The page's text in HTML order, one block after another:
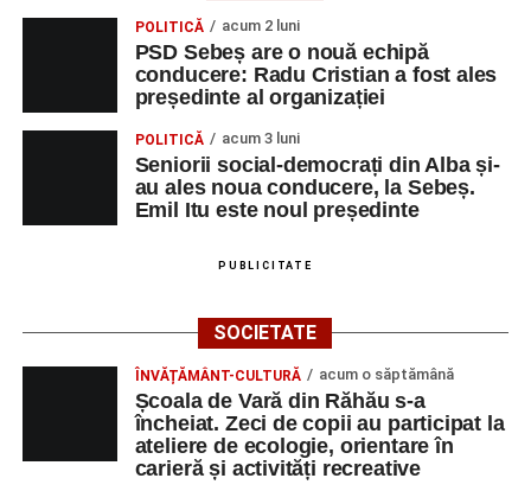
Piața Primăriei
Orele 17.00–20.00– Punct oficial de înscrieri și informații
SÂMBĂTĂ, 22 AUGUST 2026
Platoul Centrului Cultural „Lucian
Blaga” Sebeș
(Race Office) pentru competiția„Cicloaventurier de
Râpa Roșie
POLITICĂ acum 2 luni
PSD Sebeș are o nouă echipă
conducere: Radu Cristian a fost ales
președinte al organizației
POLITICĂ acum 3 luni
Seniorii social-democrați din Alba și-
au ales noua conducere, la Sebeș.
Emil Itu este noul președinte
PUBLICITATE
SOCIETATE
ÎNVĂȚĂMÂNT-CULTURĂ acum o săptămână
Școala de Vară din Răhău s-a
încheiat. Zeci de copii au participat la
ateliere de ecologie, orientare în
carieră și activități recreative